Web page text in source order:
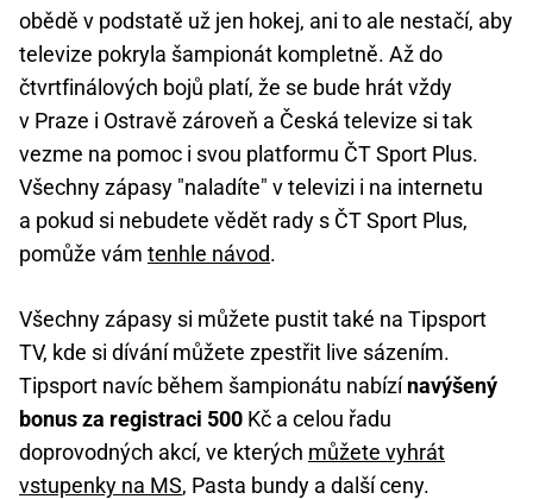
obědě v podstatě už jen hokej, ani to ale nestačí, aby
televize pokryla šampionát kompletně. Až do
čtvrtfinálových bojů platí, že se bude hrát vždy
v Praze i Ostravě zároveň a Česká televize si tak
vezme na pomoc i svou platformu ČT Sport Plus.
Všechny zápasy "naladíte" v televizi i na internetu
a pokud si nebudete vědět rady s ČT Sport Plus,
pomůže vám tenhle návod.
Všechny zápasy si můžete pustit také na Tipsport
TV, kde si dívání můžete zpestřit live sázením.
Tipsport navíc během šampionátu nabízínavýšený
bonus za registraci 500 Kč a celou řadu
doprovodných akcí, ve kterých můžete vyhrát
vstupenky na MS, Pasta bundy a další ceny.